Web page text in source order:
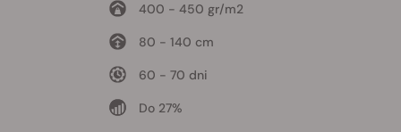
400 - 450 gr/m2
80 - 140 cm
60 - 70 dni
Do 27%